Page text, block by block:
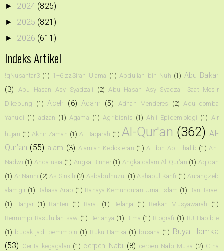
► 2024 (825)
► 2025 (821)
► 2026 (611)
Indeks Artikel
!qNusantar3 (1) 1+6!zzSirah Ulama (1) Abdullah bin Nuh (1) Abu Bakar
(3)
Abu Hasan Asy Syadzali (2) Abu Hasan Asy Syadzali Saat Mesir
Dikepung
(1) Aceh (6) Adam (5) Adnan Menderes (2) Adu domba
Yahudi (1) adzan (1) Agama (1) Agribisnis (1) Ahli Epidemiologi (1) Air
hujan (1) Akhir Zaman (1) Al-Baqarah (1) Al-Qur'an (362) Al-
Qur’an (55) alam (3) Alamiah Kedokteran (1) Ali bin Abi Thalib (1) An-
Nadwi (1) Andalusia (1) Angka Binner (1) Angka dalam Al-Qur'an (1) Aqidah
(1) Ar Narini (2) As Sinkili (2) Asbabulnuzul (1) Ashabul Kahfi (1) Aurangzeb
alamgir (1) Bahasa Arab (1) Bahaya Kemunduran Umat Islam (1) Bani Israel
(1)
Banjar (1) Banten (1) Barat (1) Belanja (1) Berkah Musyawarah
(1)
Bermimpi Rasulullah saw (1) Bertanya (1) Bima (1) Biografi (1) BJ Habibie
(1) budak jadi pemimpin (1) Buku Hamka (1) busana (1) Buya Hamka
(53) Cerita kegagalan (1) cerpen Nabi (8) cerpen Nabi Musa (2) Cina